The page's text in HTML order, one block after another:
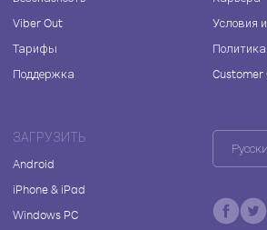
Viber Out
Тарифы
Поддержка
Условия
Customer
ЗАГРУЗИТЬ
Android
iPhone & iPad
Windows PC